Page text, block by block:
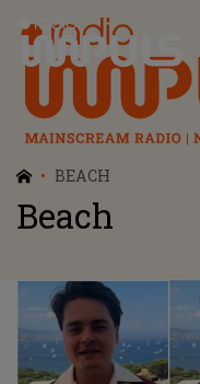
Radio Impuls
BEACH
Beach